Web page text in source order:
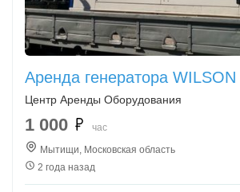
Аренда генератора WILSON
Центр Аренды Оборудования
1 000
час
Мытищи, Московская область
2 года назад